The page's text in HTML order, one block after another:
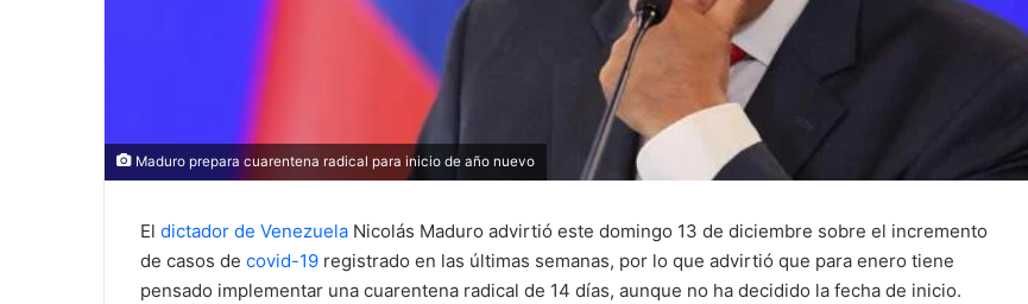
Maduro prepara cuarentena radical para inicio de año nuevo
El dictador de Venezuela Nicolás Maduro advirtió este domingo 13 de diciembre sobre el incremento
de casos de covid-19 registrado en las últimas semanas, por lo que advirtió que para enero tiene
pensado implementar una cuarentena radical de 14 días, aunque no ha decidido la fecha de inicio.